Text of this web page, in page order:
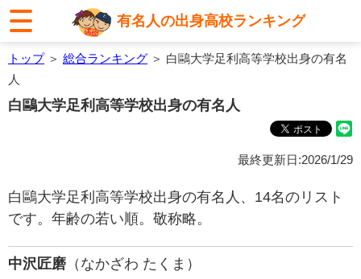
有名人の出身高校ランキング
トップ＞ 総合ランキング ＞ 白鷗大学足利高等学校出身の有名
人
白鷗大学足利高等学校出身の有名人
最終更新日:2026/1/29
白鷗大学足利高等学校出身の有名人、14名のリスト
です。年齢の若い順。敬称略。
中沢匠磨（なかざわ たくま）